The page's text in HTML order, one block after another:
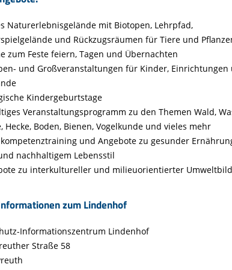
Naturverträgliche
Atomkraft
Kormoran
Moorschutz ist
Landwirtschaft
Fischerei
Projekte
Life-Projekt
Life-Projekt
Burkina Faso
Vogelmord
Gobibär
Naturerlebnisgelände mit Biotopen, Lehrpfad,
und Rückzugsräumen für Tiere und
zum Feste feiern, Tagen und Übernachten
und Großveranstaltungen für Kinder, Einrichtungen
Kindergeburtstage
Veranstaltungsprogramm zu den Themen Wald,
Hecke, Boden, Bienen, Vogelkunde und vieles mehr
und Angebote zu gesunder
nachhaltigem Lebensstil
zu interkultureller und milieuorientierter
zum Lindenhof
Informationszentrum Lindenhof
Straße 58